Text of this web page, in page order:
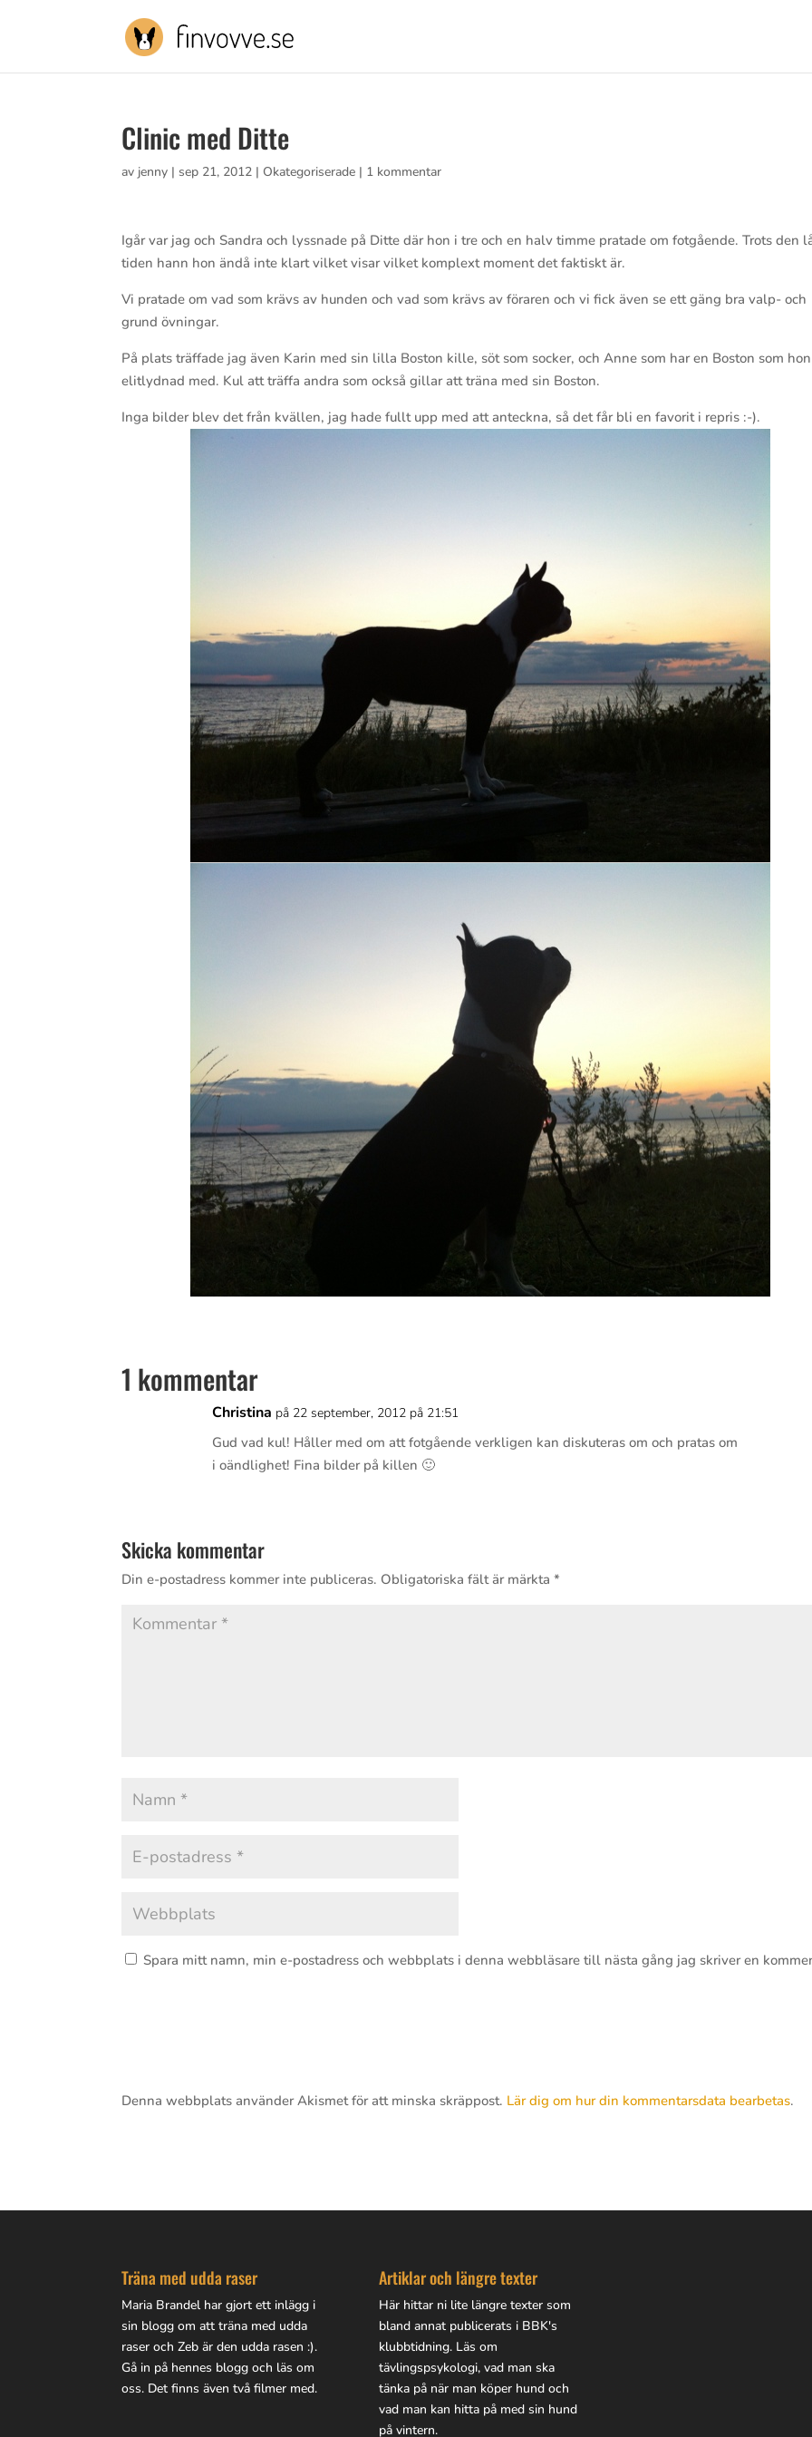
Clinic med Ditte
av jenny | sep 21, 2012 | Okategoriserade | 1 kommentar
Igår var jag och Sandra och lyssnade på Ditte där hon i tre och en halv timme pratade om fotgående. Trots den
tiden hann hon ändå inte klart vilket visar vilket komplext moment det faktiskt är.
Vi pratade om vad som krävs av hunden och vad som krävs av föraren och vi fick även se ett gäng bra valp- och
grund övningar.
På plats träffade jag även Karin med sin lilla Boston kille, söt som socker, och Anne som har en Boston som
elitlydnad med. Kul att träffa andra som också gillar att träna med sin Boston.
Inga bilder blev det från kvällen, jag hade fullt upp med att anteckna, så det får bli en favorit i repris :-).
1 kommentar
Christina på 22 september, 2012 på 21:51
Gud vad kul! Håller med om att fotgående verkligen kan diskuteras om och pratas om
i oändlighet! Fina bilder på killen 🙂
Skicka kommentar
Din e-postadress kommer inte publiceras. Obligatoriska fält är märkta*
Spara mitt namn, min e-postadress och webbplats i denna webbläsare till nästa gång jag skriver en
Denna webbplats använder Akismet för att minska skräppost. Lär dig om hur din kommentarsdata bearbetas.
Träna med udda raser
Maria Brandel har gjortett inlägg i
sin blogg om att träna med udda
raser och Zeb är den udda rasen :).
Gå in på hennes blogg och läs om
oss. Det finns även två filmer med.
Artiklar och längre texter
Här hittar ni lite längre textersom
bland annat publicerats i BBK's
klubbtidning. Läs om
tävlingspsykologi, vad man ska
tänka på när man köper hund och
vad man kan hitta på med sin hund
på vintern.